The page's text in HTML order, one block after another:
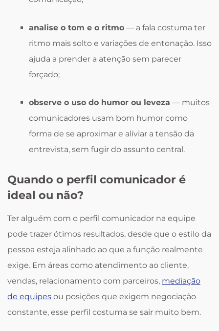
analise o tom e o ritmo — a fala costuma ter
ritmo mais solto e variações de entonação. Isso
ajuda a prender a atenção sem parecer
forçado;
observe o uso do humor ou leveza — muitos
comunicadores usam bom humor como
forma de se aproximar e aliviar a tensão da
entrevista, sem fugir do assunto central.
Quando o perfil comunicador é
ideal ou não?
Ter alguém com o perfil comunicador na equipe
pode trazer ótimos resultados, desde que o estilo da
pessoa esteja alinhado ao que a função realmente
exige. Em áreas como atendimento ao cliente,
vendas, relacionamento com parceiros, mediação
de equipes ou posições que exigem negociação
constante, esse perfil costuma se sair muito bem.